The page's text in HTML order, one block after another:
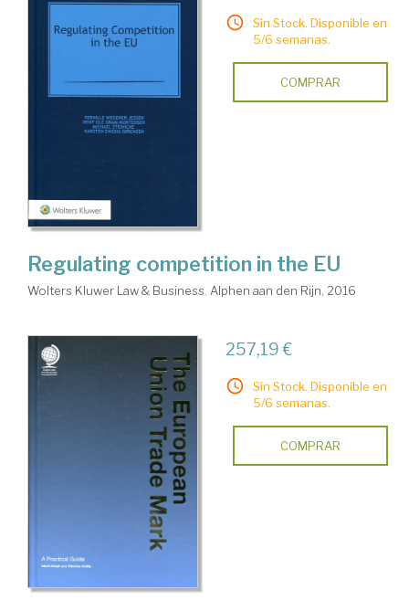
Sin Stock. Disponible en
5/6 semanas.
COMPRAR
Regulating competition in the EU
Wolters Kluwer Law & Business. Alphen aan den Rijn, 2016
257,19 €
Sin Stock. Disponible en
5/6 semanas.
COMPRAR